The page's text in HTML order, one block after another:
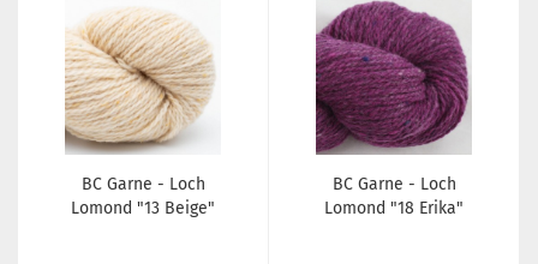
BC Garne - Loch
Lomond "13 Beige"
BC Garne - Loch
Lomond "18 Erika"